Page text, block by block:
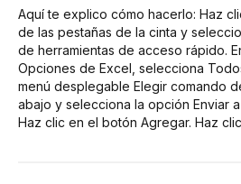
Aquí te explico cómo hacerlo: Haz
de las pestañas de la cinta y
de herramientas de acceso rápido.
Opciones de Excel, selecciona
menú desplegable Elegir comando
abajo y selecciona la opción Enviar
Haz clic en el botón Agregar. Haz